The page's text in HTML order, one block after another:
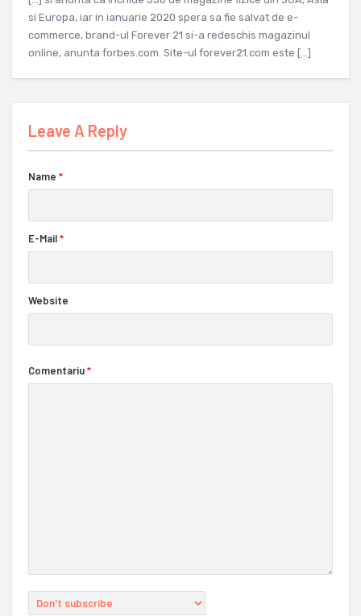
si Europa, iar in ianuarie 2020 spera sa fie salvat de e-
commerce, brand-ul Forever 21 si-a redeschis magazinul
online, anunta forbes.com. Site-ul forever21.com este […]
Leave A Reply
Name *
E-Mail*
Website
Comentariu*